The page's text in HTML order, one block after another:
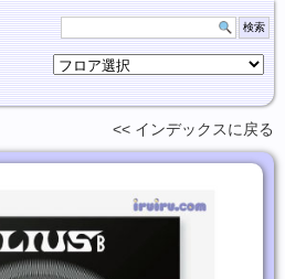
インデックスに 戻る